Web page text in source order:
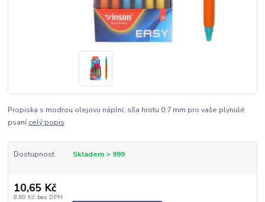
Propiska s modrou olejovu náplní, síla hrotu 0,7 mm pro vaše plynulé
psanícelý popis
Dostupnost Skladem > 999
10,65 Kč
8,80 Kč bez DPH